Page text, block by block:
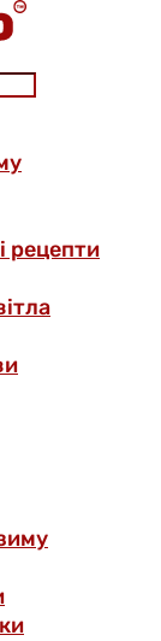
рецепти